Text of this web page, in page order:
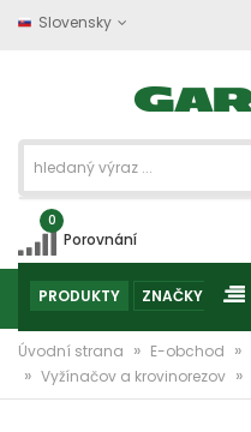
Slovensky
0
Porovnání
PRODUKTY ZNAČKY
Úvodní strana » E-obchod »
» Vyžínačov a krovinorezov »